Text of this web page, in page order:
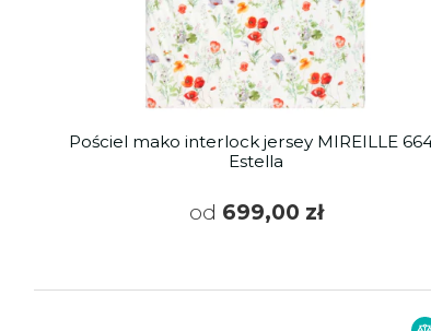
Pościel mako interlock jersey MIREILLE
Estella
od 699,00 zł